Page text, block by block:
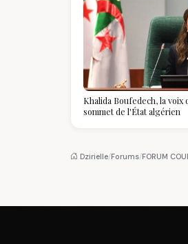
Khalida Boufedech, la voix
sommet de l'État algérien
Dzirielle/Forums/FORUM